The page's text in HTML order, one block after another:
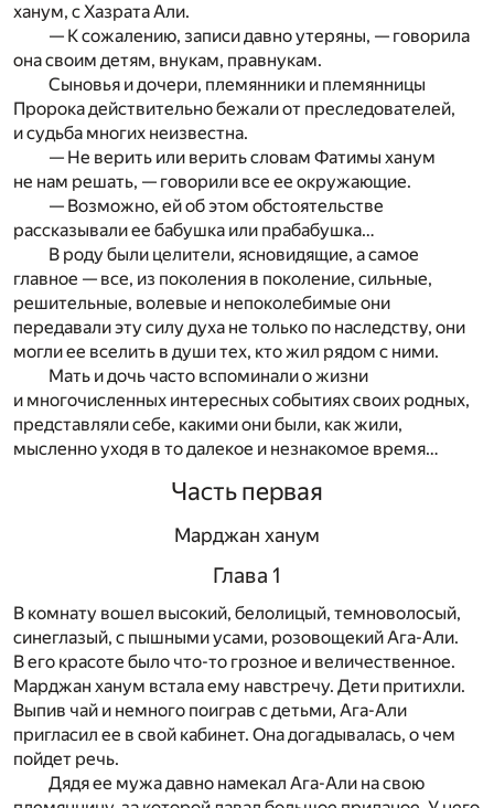
ханум, с Хазрата Али.
— К сожалению, записи давно утеряны, — говорила
она своим детям, внукам, правнукам.
Сыновья и дочери, племянники и племянницы
Пророка действительно бежали от преследователей,
и судьба многих неизвестна.
— Не верить или верить словам Фатимы ханум
не нам решать, — говорили все ее окружающие.
— Возможно, ей об этом обстоятельстве
рассказывали ее бабушка или прабабушка…
В роду были целители, ясновидящие, а самое
главное — все, из поколения в поколение, сильные,
решительные, волевые и непоколебимые они
передавали эту силу духа не только по наследству, они
могли ее вселить в души тех, кто жил рядом с ними.
Мать и дочь часто вспоминали о жизни
и многочисленных интересных событиях своих родных,
представляли себе, какими они были, как жили,
мысленно уходя в то далекое и незнакомое время…
Часть первая
Марджан ханум
Глава 1
В комнату вошел высокий, белолицый, темноволосый,
синеглазый, с пышными усами, розовощекий Ага-Али.
В его красоте было что-то грозное и величественное.
Марджан ханум встала ему навстречу. Дети притихли.
Выпив чай и немного поиграв с детьми, Ага-Али
пригласил ее в свой кабинет. Она догадывалась, о чем
пойдет речь.
Дядя ее мужа давно намекал Ага-Али на свою